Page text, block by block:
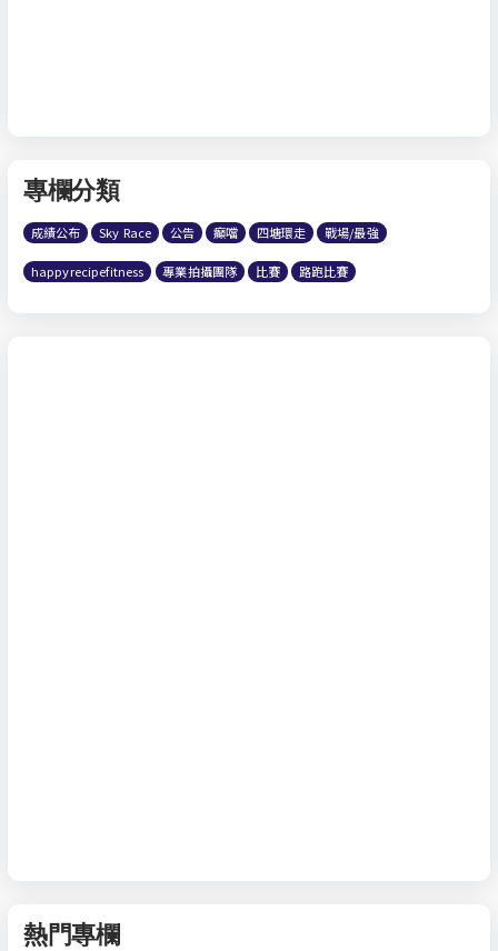
專欄分類
成績公布 Sky Race 公告 癲噹 四塘環走 戰場/最強
happyrecipefitness 專業拍攝團隊 比賽 路跑比賽
熱門專欄